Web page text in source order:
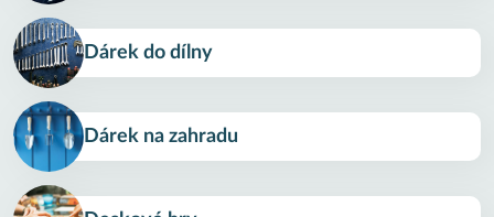
Dárek do dílny
Dárek na zahradu